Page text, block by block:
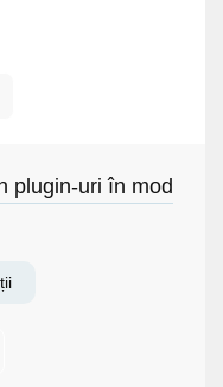
plugin-uri în mod